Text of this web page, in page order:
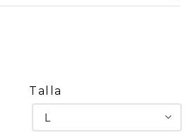
Talla
L